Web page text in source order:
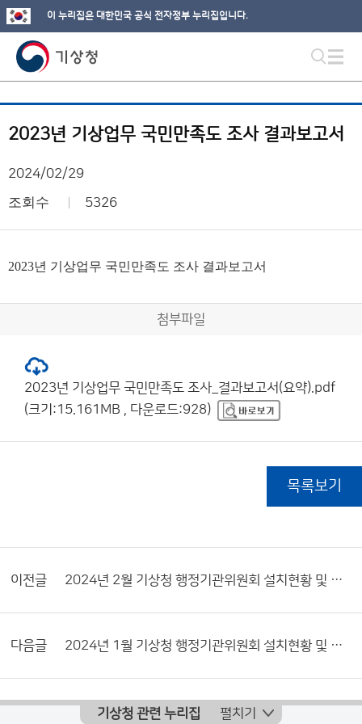
이 누리집은 대한민국 공식 전자정부 누리집입니다.
2023년 기상업무 국민만족도 조사 결과보고서
2024/02/29
조회수 5326
2023년 기상업무 국민만족도 조사 결과보고서
첨부파일
2023년 기상업무 국민만족도 조사_결과보고서(요약).pdf
(크기:15.161MB , 다운로드:928)
목록보기
이전글 2024년 2월 기상청 행정기관위원회 설치현황 및 활동내역서
다음글 2024년 1월 기상청 행정기관위원회 설치현황 및 활동내역서
기상청 관련 누리집 펼치기